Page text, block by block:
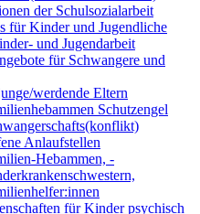
der Schulsozialarbeit
für Kinder und Jugendliche
und Jugendarbeit
für Schwangere und
werdende Eltern
Schutzengel
Anlaufstellen
Hebammen, -
für Kinder psychisch